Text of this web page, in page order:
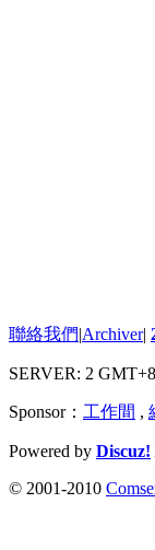
聯絡我們|Archiver|
SERVER: 2
Sponsor： 工作間 ,
Powered by Discuz!
© 2001-2010